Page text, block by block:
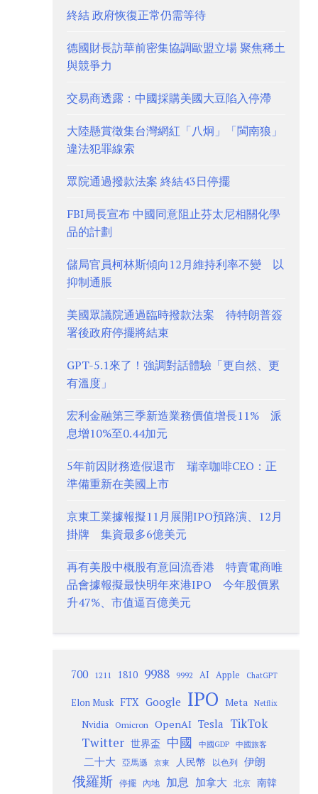
終結 政府恢復正常仍需等待
德國財長訪華前密集協調歐盟立場 聚焦稀土
與競爭力
交易商透露：中國採購美國大豆陷入停滯
大陸懸賞徵集台灣網紅「八炯」「閩南狼」
違法犯罪線索
眾院通過撥款法案 終結43日停擺
FBI局長宣布 中國同意阻止芬太尼相關化學
品的計劃
儲局官員柯林斯傾向12月維持利率不變 以
抑制通脹
美國眾議院通過臨時撥款法案 待特朗普簽
署後政府停擺將結束
GPT-5.1來了！強調對話體驗「更自然、更
有溫度」
宏利金融第三季新造業務價值增長11% 派
息增10%至0.44加元
5年前因財務造假退市 瑞幸咖啡CEO：正
準備重新在美國上市
京東工業據報擬11月展開IPO預路演、12月
掛牌 集資最多6億美元
再有美股中概股有意回流香港 特賣電商唯
品會據報擬最快明年來港IPO 今年股價累
升47%、市值逼百億美元
700 1211 1810 9988 9992 AI Apple ChatGPT
Elon Musk FTX Google IPO Meta Netflix
Nvidia Omicron OpenAI Tesla TikTok
Twitter 世界盃 中國 中國GDP 中國旅客
二十大 亞馬遜 京東 人民幣 以色列 伊朗
俄羅斯 停擺 內地 加息 加拿大 北京
南韓